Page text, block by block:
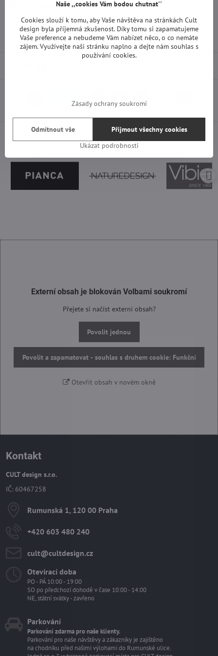
Více z kategorie
Nábytek ZNAČKY
PIANCA
PIANCA komody
Komody PIANCA novinky
TwitterBlueskyPinterestReddit LinkedIn
Externí obsah je blokován Volbami soukromí
Přejete si načíst externí obsah?
Povolit jednou
Povolit a zapamatovat - souhlas s druhem cookie: Funkční
Otevřít obsah v novém okně
Kontakt
CULT design s.r.o.
IČ: 60467258
Rumunská 1, 120 00 Praha
+420 603 480 240
cult​@cultdesign​.cz
Otevírací doba
PO - PÁ 10:00 - 19:00
SO po předchozí dohodě v čase 10:00 - 14:00
NE, státní svátky - zavřeno
Parkování
Parkování zdarma pro naše klienty.
Parkování pro naše návštěvy a zákazníky je zajištěno
na chodníku před našimi výlohami do Rumunské ulice.
Naše ,,cookies Vám bodou chutnat''
Cookies slouží k tomu, aby Vaše návštěva na stránkách Cult
design byla příjemná zkušenost. Díky tomu si zapamatujeme
Vaše preference a nebudeme Vám nabízet něco, o co nemáte
zájem. Využívejte naši stránku naplno a dejte nám souhlas s
používání cookies.
Zásady ochrany soukromí
Ukázat podrobnosti
Přijmout všechny cookies
Odmítnout vše